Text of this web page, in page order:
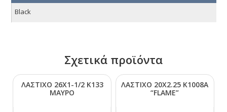
Black
Σχετικά προϊόντα
ΛΑΣΤΙΧΟ 26Χ1-1/2 Κ133
ΜΑΥΡΟ
ΛΑΣΤΙΧΟ 20Χ2.25 Κ1008Α
“FLΑΜΕ”